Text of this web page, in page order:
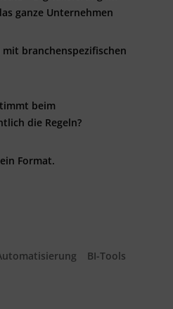
ganze Unternehmen
mit branchenspezifischen
beim
die Regeln?
Format.
BI-Tools